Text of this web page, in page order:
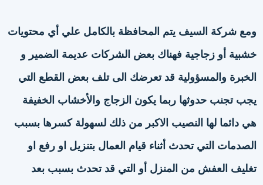
ومع شركة السيف يتم المحافظة بالكامل علي أي محتويات
خشبية أو زجاجية فهناك بعض الشركات عديمة الضمير و
الخبرة والمسؤولية قد تعرضك الى تلف بعض القطع التي
يجب تجنب حدوثها ربما يكون الزجاج والأخشاب الخفيفة
هي دائما لها النصيب الاكبر من ذلك لسهولة كسرها بسبب
الصدمات التي تحدث أثناء قيام العمال بتنزيل او رفع او
تغليف العفش من المنزل أو التي قد تحدث بسبب بعد